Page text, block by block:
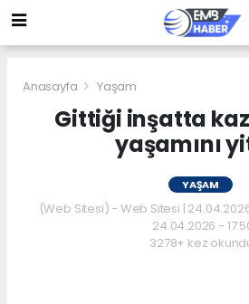
Anasayfa Yaşam
Gittiği inşatta
yaşamını
YAŞAM
(Web Sitesi) - Web Sitesi |
24.04.2026 -
3278+ kez